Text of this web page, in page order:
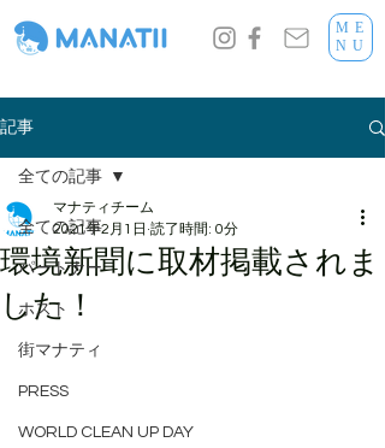
ME
NU
記事
全ての記事
パートナー
ホスト
街マナティ
PRESS
WORLD CLEAN UP DAY
全ての記事
環境新聞に取材掲載されま
した！
マナティチーム
2021年2月1日 読了時間: 0分